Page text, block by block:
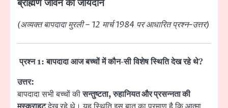
ब्राह्मण जीवन का जीयदान
(अव्यक्त बापदादा मुरली – 12 मार्च 1984 पर आधारित प्रश्न–उत्तर)
प्रश्न 1: बापदादा आज बच्चों में कौन-सी विशेष स्थिति देख रहे थे?
उत्तर:
बापदादा सभी बच्चों कीसन्तुष्टता, रुहानियत और प्रसन्नता की